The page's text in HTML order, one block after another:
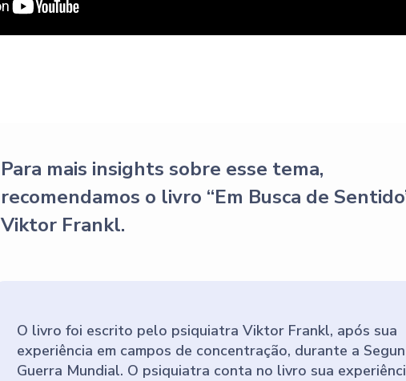
Para mais insights sobre esse tema,
recomendamos o livro “Em Busca de
Viktor Frankl.
O livro foi escrito pelo psiquiatra Viktor Frankl, após sua
experiência em campos de concentração, durante a
Guerra Mundial. O psiquiatra conta no livro sua